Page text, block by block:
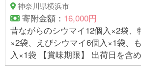
神奈川県横浜市
寄附金額： 16,000円
昔ながらのシウマイ12個入×2袋、
×2袋、えびシウマイ6個入×1袋、
入×1袋 【賞味期限】 出荷日を含め30日保証 【アレ
ルギー】 えび、小麦、ごま、豚